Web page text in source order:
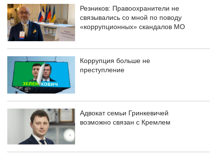
Резников: Правоохранители не
связывались со мной по поводу
«коррупционных» скандалов МО
Коррупция больше не
преступление
Адвокат семьи Гринкевичей
возможно связан с Кремлем